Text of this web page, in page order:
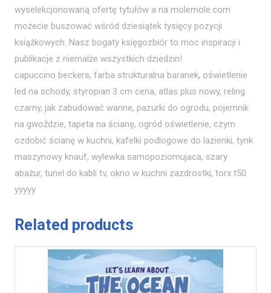
wyselekcjonowaną ofertę tytułów a na molemole.com
możecie buszować wśród dziesiątek tysięcy pozycji
książkowych. Nasz bogaty księgozbiór to moc inspiracji i
publikacje z niemalże wszystkich dziedzin!
capuccino beckers, farba strukturalna baranek, oświetlenie
led na schody, styropian 3 cm cena, atlas plus nowy, reling
czarny, jak zabudować wanne, pazurki do ogrodu, pojemnik
na gwoździe, tapeta na ścianę, ogród oświetlenie, czym
ozdobić ścianę w kuchni, kafelki podlogowe do lazienki, tynk
maszynowy knauf, wylewka samopoziomujaca, szary
abażur, tunel do kabli tv, okno w kuchni zazdrostki, torx t50
yyyyy
Related products